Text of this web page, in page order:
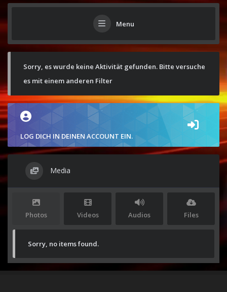
Menu
Sorry, es wurde keine Aktivität gefunden. Bitte versuche
es mit einem anderen Filter
LOG DICH IN DEINEN ACCOUNT EIN.
Media
Photos Videos Audios Files
Sorry, no items found.